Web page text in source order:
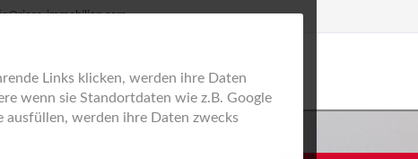
Links klicken, werden ihre Daten
wenn sie Standortdaten wie z.B. Google
werden ihre Daten zwecks
immobilien.com
Referenzen Kontakt
Routenplaner